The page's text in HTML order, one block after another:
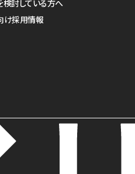
検討している方へ
け採用情報